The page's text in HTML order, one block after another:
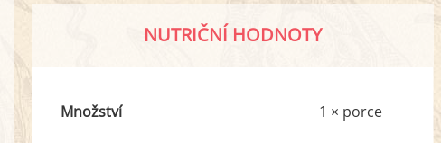
NUTRIČNÍ HODNOTY
Množství 1 × porce